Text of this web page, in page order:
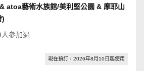
atoa藝術水族館/美利堅公園 & 摩耶山
)
人參加過
現在預訂，2026年8月10日起使用